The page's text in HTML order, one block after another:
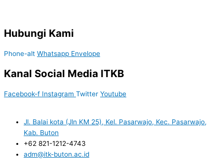
Hubungi Kami
Phone-alt Whatsapp Envelope
Kanal Social Media ITKB
Facebook-f Instagram Twitter Youtube
Jl. Balai kota (Jln KM 25), Kel. Pasarwajo, Kec. Pasarwajo,
Kab. Buton
+62 821-1212-4743
adm@itk-buton.ac.id